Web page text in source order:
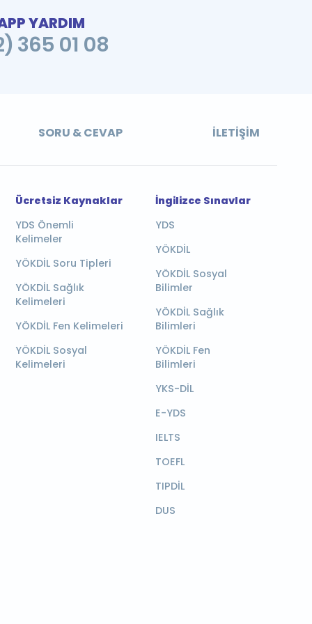
YARDIM
365 01 08
SORU & CEVAP İLETIŞIM
Ücretsiz Kaynaklar
YDS Önemli
Kelimeler
YÖKDİL Soru Tipleri
YÖKDİL Sağlık
Kelimeleri
YÖKDİL Fen Kelimeleri
YÖKDİL Sosyal
Kelimeleri
İngilizce Sınavlar
YDS
YÖKDİL
YÖKDİL Sosyal
Bilimler
YÖKDİL Sağlık
Bilimleri
YÖKDİL Fen
Bilimleri
YKS-DİL
E-YDS
IELTS
TOEFL
TIPDİL
DUS